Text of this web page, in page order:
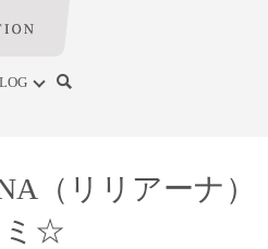
（リリアーナ）
ミ☆